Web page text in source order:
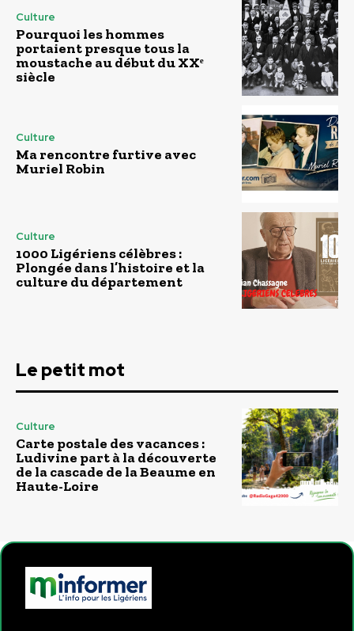
Culture
Pourquoi les hommes
portaient presque tous la
moustache au début du XXᵉ
siècle
Culture
Ma rencontre furtive avec
Muriel Robin
Culture
1000 Ligériens célèbres :
Plongée dans l’histoire et la
culture du département
Le petit mot
Culture
Carte postale des vacances :
Ludivine part à la découverte
de la cascade de la Beaume en
Haute-Loire